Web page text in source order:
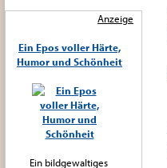
Anzeige
Ein Epos voller Härte,
Humor und Schönheit
Ein bildgewaltiges